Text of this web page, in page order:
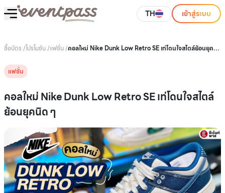
TH เข้าสู่ระบบ
ซื้อบัตร /โปรโมชัน/แฟชั่น/คอลใหม่ Nike Dunk Low Retro SE เท่โดนใจสไตล์ย้อนยุค
แฟชั่น
คอลใหม่ Nike Dunk Low Retro SE เท่โดนใจสไตล์
ย้อนยุคนิด ๆ